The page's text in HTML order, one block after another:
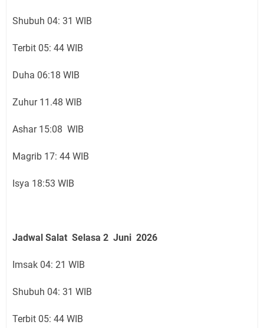
Shubuh 04: 31 WIB
Terbit 05: 44 WIB
Duha 06:18 WIB
Zuhur 11.48 WIB
Ashar 15:08 WIB
Magrib 17: 44 WIB
Isya 18:53 WIB
Jadwal Salat Selasa 2 Juni 2026
Imsak 04: 21 WIB
Shubuh 04: 31 WIB
Terbit 05: 44 WIB